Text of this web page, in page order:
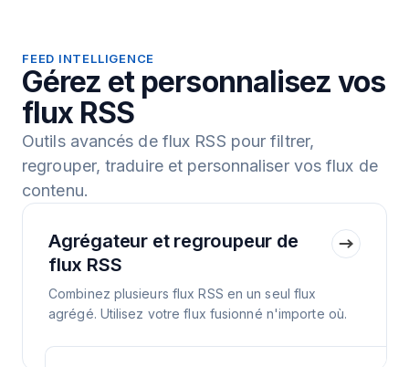
FEED INTELLIGENCE
Gérez et personnalisez vos
flux RSS
Outils avancés de flux RSS pour filtrer,
regrouper, traduire et personnaliser vos flux de
contenu.
Agrégateur et regroupeur de
flux RSS
Combinez plusieurs flux RSS en un seul flux
agrégé. Utilisez votre flux fusionné n'importe où.